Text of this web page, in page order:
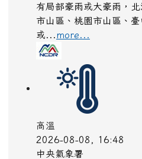
有局部豪雨或大豪雨，
市山區、桃園市山區、
或... more...
高溫
2026-08-08, 16:48
中央氣象署